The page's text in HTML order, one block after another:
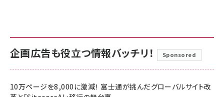
企画広告も役立つ情報バッチリ！ Sponsored
10万ページを8,000に激減！ 富士通が挑んだグローバルサイト改